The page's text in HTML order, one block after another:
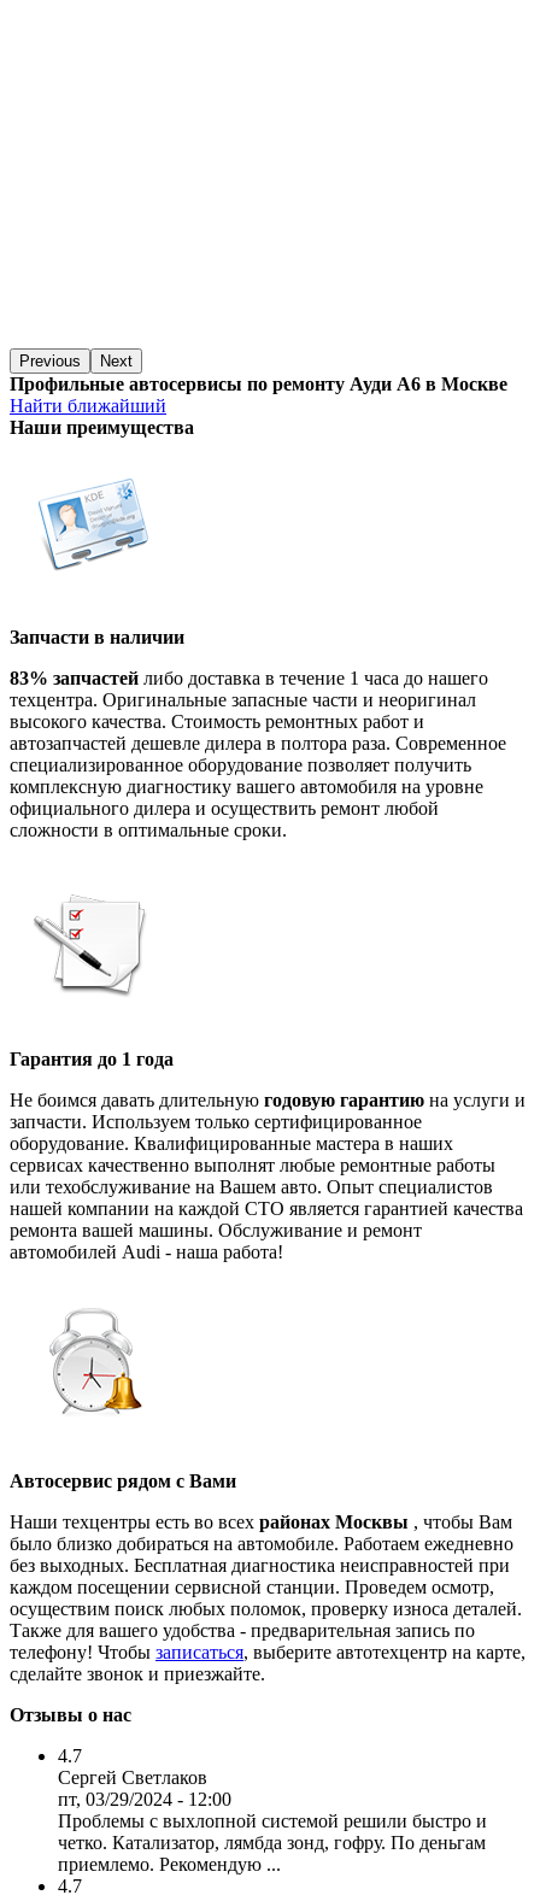
Previous Next
Профильные автосервисы по ремонту Ауди А6 в Москве
Найти ближайший
Наши преимущества
Запчасти в наличии
83% запчастей либо доставка в течение 1 часа до нашего
техцентра. Оригинальные запасные части и неоригинал
высокого качества. Стоимость ремонтных работ и
автозапчастей дешевле дилера в полтора раза. Современное
специализированное оборудование позволяет получить
комплексную диагностику вашего автомобиля на уровне
официального дилера и осуществить ремонт любой
сложности в оптимальные сроки.
Гарантия до 1 года
Не боимся давать длительную годовую гарантию на услуги и
запчасти. Используем только сертифицированное
оборудование. Квалифицированные мастера в наших
сервисах качественно выполнят любые ремонтные работы
или техобслуживание на Вашем авто. Опыт специалистов
нашей компании на каждой СТО является гарантией качества
ремонта вашей машины. Обслуживание и ремонт
автомобилей Audi - наша работа!
Автосервис рядом с Вами
Наши техцентры есть во всех районах Москвы , чтобы Вам
было близко добираться на автомобиле. Работаем ежедневно
без выходных. Бесплатная диагностика неисправностей при
каждом посещении сервисной станции. Проведем осмотр,
осуществим поиск любых поломок, проверку износа деталей.
Также для вашего удобства - предварительная запись по
телефону! Чтобы записаться, выберите автотехцентр на карте,
сделайте звонок и приезжайте.
Отзывы о нас
4.7
Сергей Светлаков
пт, 03/29/2024 - 12:00
Проблемы с выхлопной системой решили быстро и
четко. Катализатор, лямбда зонд, гофру. По деньгам
приемлемо. Рекомендую ...
4.7